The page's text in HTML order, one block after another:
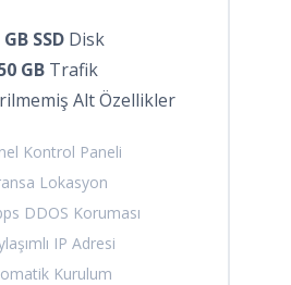
GB SSDDisk
GBTrafik
Alt Özellikler
Kontrol Paneli
Lokasyon
DDOS Koruması
IP Adresi
Kurulum